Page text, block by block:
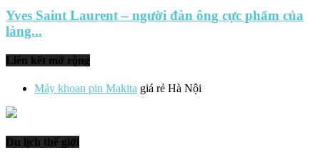
Yves Saint Laurent – người đàn ông cực phẩm của
làng...
Liên kết mở rộng
Máy khoan pin Makita giá rẻ Hà Nội
Du lịch thế giới